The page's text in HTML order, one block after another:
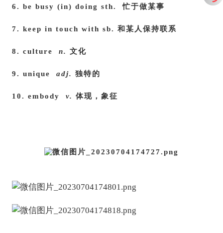
6. be busy (in) doing sth. 忙于做某事
7. keep in touch with sb. 和某人保持联系
8. culture n. 文化
9. unique adj. 独特的
10. embody v. 体现，象征